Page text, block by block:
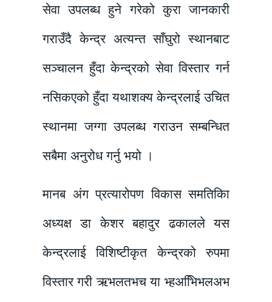
सेवा उपलब्ध हुने गरेको कुरा जानकारी
गराउँदै केन्द्र अत्यन्त साँघुरो स्थानबाट
सञ्चालन हुँदा केन्द्रको सेवा विस्तार गर्न
नसिकएको हुँदा यथाशक्य केन्द्रलाई उचित
स्थानमा जग्गा उपलब्ध गराउन सम्बन्धित
सबैमा अनुरोध गर्नु भयो ।
मानब अंग प्रत्यारोपण विकास समतिकिा
अध्यक्ष डा केशर बहादुर ढकालले यस
केन्द्रलाई विशिष्टीकृत केन्द्रको रुपमा
विस्तार गरी ऋभलतभच या भ्हअभििभलअभ